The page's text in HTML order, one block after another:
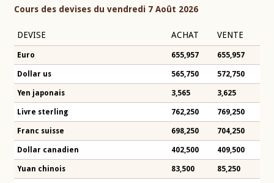
Cours des devises du vendredi 7 Août 2026
DEVISE ACHAT VENTE
Euro 655,957 655,957
Dollar us 565,750 572,750
Yen japonais 3,565 3,625
Livre sterling 762,250 769,250
Franc suisse 698,250 704,250
Dollar canadien 402,500 409,500
Yuan chinois 83,500 85,250